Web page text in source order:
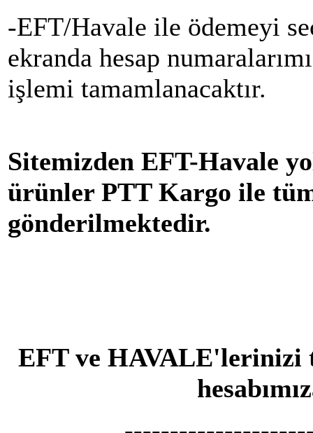
-EFT/Havale ile ödemeyi
ekranda hesap
işlemi tamamlanacaktır.
Sitemizden EFT-Havale
ürünler PTT Kargo ile
gönderilmektedir.
EFT ve